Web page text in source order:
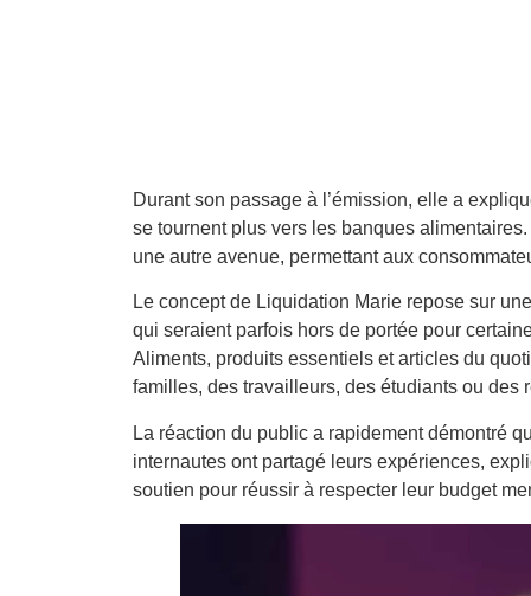
Durant son passage à l’émission, elle a
se tournent plus vers les banques
une autre avenue, permettant aux
Le concept de Liquidation Marie repose sur
qui seraient parfois hors de portée pour
Aliments, produits essentiels et articles du
familles, des travailleurs, des étudiants ou
La réaction du public a rapidement démontré
internautes ont partagé leurs expériences,
soutien pour réussir à respecter leur budget